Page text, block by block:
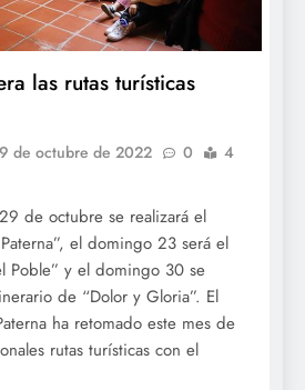
las rutas turísticas
de octubre de 2022 0
4
de octubre se realizará el
el domingo 23 será el
Poble” y el domingo 30 se
de “Dolor y Gloria”. El
ha retomado este mes de
rutas turísticas con el